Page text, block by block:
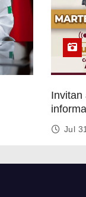
Invitan
Altamira
Jul